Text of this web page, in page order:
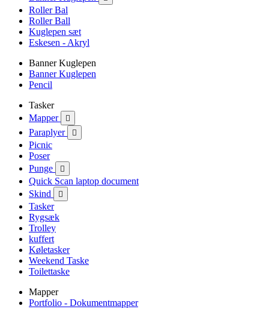
Roller Bal
Roller Ball
Kuglepen sæt
Eskesen - Akryl
Banner Kuglepen
Banner Kuglepen
Pencil
Tasker
Mapper

Paraplyer 
Picnic
Poser
Punge

Quick Scan laptop document
Skind

Tasker
Rygsæk
Trolley
kuffert
Køletasker
Weekend Taske
Toilettaske
Mapper
Portfolio - Dokumentmapper